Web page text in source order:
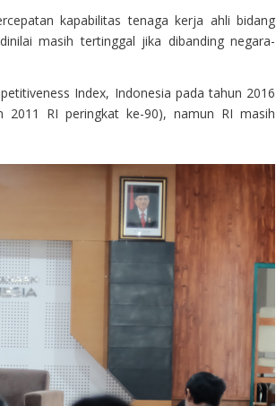
kapabilitas tenaga kerja ahli bidang
masih tertinggal jika dibanding negara-
Index, Indonesia pada tahun 2016
2011 RI peringkat ke-90), namun RI masih